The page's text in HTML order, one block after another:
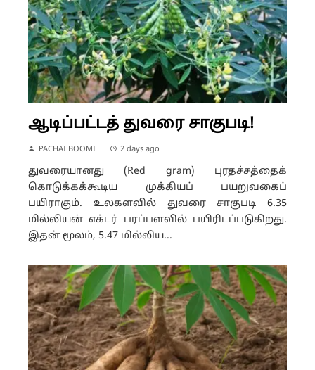
ஆடிப்பட்டத் துவரை சாகுபடி!
PACHAI BOOMI 2 days ago
துவரையானது (Red gram) புரதச்சத்தைக்
கொடுக்கக்கூடிய முக்கியப் பயறுவகைப்
பயிராகும். உலகளவில் துவரை சாகுபடி 6.35
மில்லியன் எக்டர் பரப்பளவில் பயிரிடப்படுகிறது.
இதன் மூலம், 5.47 மில்லிய...